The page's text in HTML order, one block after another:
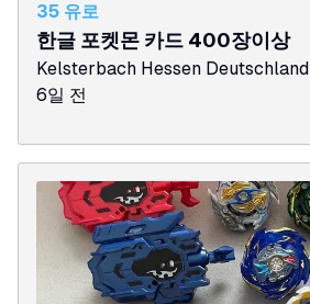
35 유로
한글 포켓몬 카드 400장이상
Kelsterbach Hessen Deutschland
6일 전